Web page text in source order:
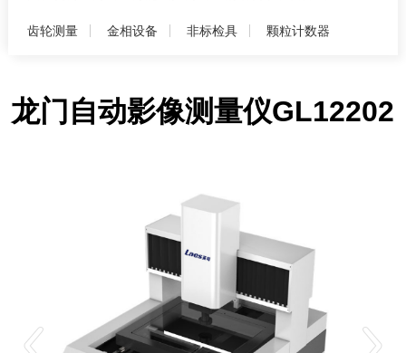
齿轮测量 金相设备 非标检具 颗粒计数器
龙门自动影像测量仪GL12202